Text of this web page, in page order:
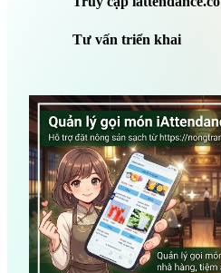
Tư vấn triển khai